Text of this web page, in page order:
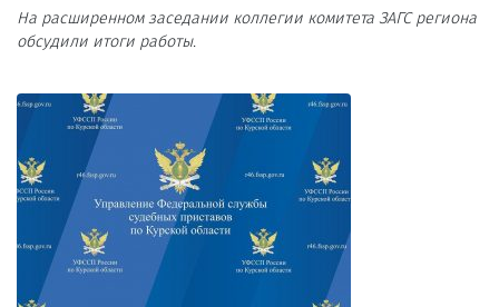
На расширенном заседании коллегии комитета ЗАГС региона
обсудили итоги работы.